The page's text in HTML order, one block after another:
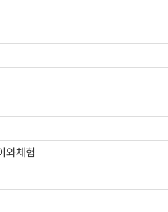
와체험